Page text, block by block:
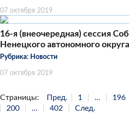
07 октября 2019
16-я (внеочередная) сессия
Ненецкого автономного округа
Рубрика: Новости
07 октября 2019
Страницы: Пред. 1 ... 196
200
... 402 След.